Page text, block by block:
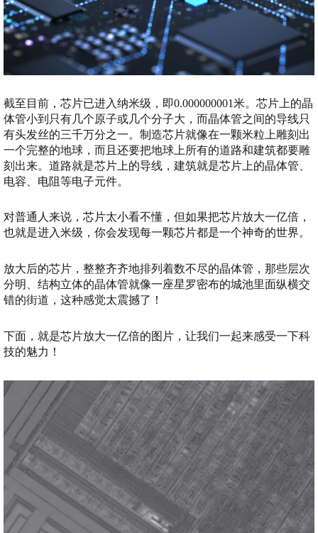
截至目前，芯片已进入纳米级，即0.000000001米。芯片上的晶
体管小到只有几个原子或几个分子大，而晶体管之间的导线只
有头发丝的三千万分之一。制造芯片就像在一颗米粒上雕刻出
一个完整的地球，而且还要把地球上所有的道路和建筑都要雕
刻出来。道路就是芯片上的导线，建筑就是芯片上的晶体管、
电容、电阻等电子元件。
对普通人来说，芯片太小看不懂，但如果把芯片放大一亿倍，
也就是进入米级，你会发现每一颗芯片都是一个神奇的世界。
放大后的芯片，整整齐齐地排列着数不尽的晶体管，那些层次
分明、结构立体的晶体管就像一座星罗密布的城池里面纵横交
错的街道，这种感觉太震撼了！
下面，就是芯片放大一亿倍的图片，让我们一起来感受一下科
技的魅力！